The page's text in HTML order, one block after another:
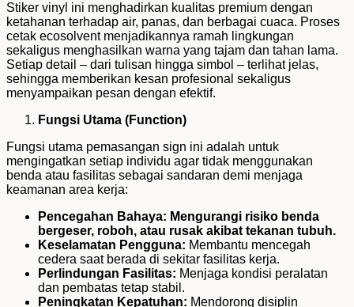
Stiker vinyl ini menghadirkan kualitas premium dengan
ketahanan terhadap air, panas, dan berbagai cuaca. Proses
cetak ecosolvent menjadikannya ramah lingkungan
sekaligus menghasilkan warna yang tajam dan tahan lama.
Setiap detail – dari tulisan hingga simbol – terlihat jelas,
sehingga memberikan kesan profesional sekaligus
menyampaikan pesan dengan efektif.
Fungsi Utama (Function)
Fungsi utama pemasangan sign ini adalah untuk
mengingatkan setiap individu agar tidak menggunakan
benda atau fasilitas sebagai sandaran demi menjaga
keamanan area kerja:
Pencegahan Bahaya: Mengurangi risiko benda
bergeser, roboh, atau rusak akibat tekanan tubuh.
Keselamatan Pengguna: Membantu mencegah
cedera saat berada di sekitar fasilitas kerja.
Perlindungan Fasilitas: Menjaga kondisi peralatan
dan pembatas tetap stabil.
Peningkatan Kepatuhan: Mendorong disiplin